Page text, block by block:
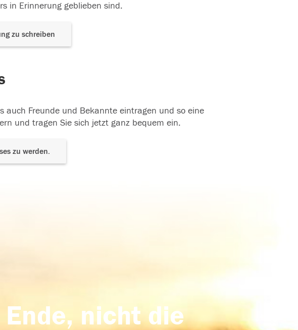
in Erinnerung geblieben sind.
zu schreiben
auch Freunde und Bekannte eintragen und so eine
und tragen Sie sich jetzt ganz bequem ein.
zu werden.
nicht die